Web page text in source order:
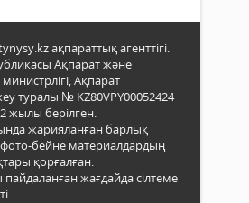
ақпараттық агенттігі.
Ақпарат және
Ақпарат
туралы № KZ80VPY00052424
жылы берілген.
жарияланған барлық
бейне материалдардың
қорғалған.
жағдайда сілтеме